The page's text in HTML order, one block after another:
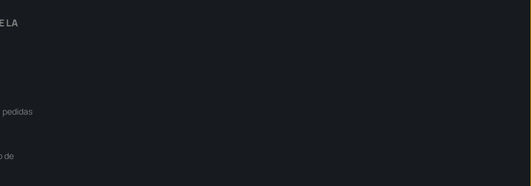
LA
pedidas
de